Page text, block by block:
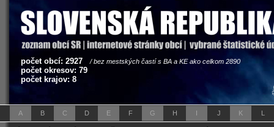
počet obcí: 2927 / bez mestských častí s BA a KE ako celkom 2890
počet okresov: 79
počet krajov: 8
A B C D E F G H I J K L